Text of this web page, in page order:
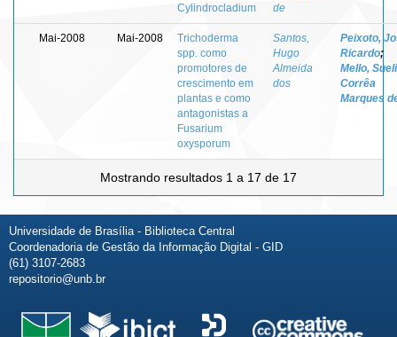
Cylindrocladium
de
Mai-2008 Mai-2008
Trichoderma
spp. como
promotores de
crescimento em
plantas e como
antagonistas a
Fusarium
oxysporum
Santos,
Hugo
Almeida
dos
Peixoto,
Ricardo;
Mello, Sueli
Corrêa
Marques
Mostrando resultados 1 a 17 de 17
Universidade de Brasília - Biblioteca Central
Coordenadoria de Gestão da Informação Digital - GID
(61) 3107-2683
repositorio@unb.br